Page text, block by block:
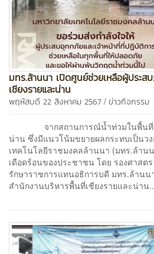
มทร.ล้านนา เปิดศูนย์ช่วยเหลือผู้ประส
เชียงรายและน่าน
พฤหัสบดี 22 สิงหาคม 2567 / ข่าวกิจกรรม
จากสถานการณ์น้ำท่วมในพื้นที่จัง
น่าน ซึ่งมีแนวโน้มขยายผลกระทบเป็นว
เทคโนโลยีราชมงคลล้านนา (มทร.ล้าน
เดือดร้อนของประชาชน โดย รองศาสต
รักษาราชการแทนอธิการบดี มทร.ล้านน
สำนักงานบริหารพื้นที่เชียงรายและน่าน